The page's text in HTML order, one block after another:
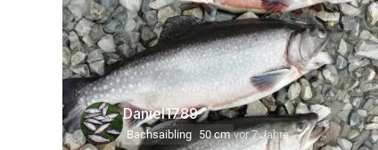
Daniel1789
Bachsaibling 50 cm vor 7 Jahre